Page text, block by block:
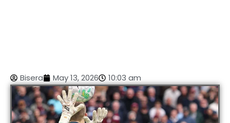
Bisera May 13, 2026 10:03 am